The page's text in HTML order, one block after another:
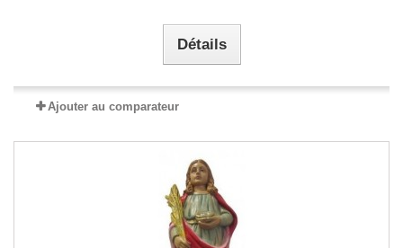
Détails
Ajouter au comparateur